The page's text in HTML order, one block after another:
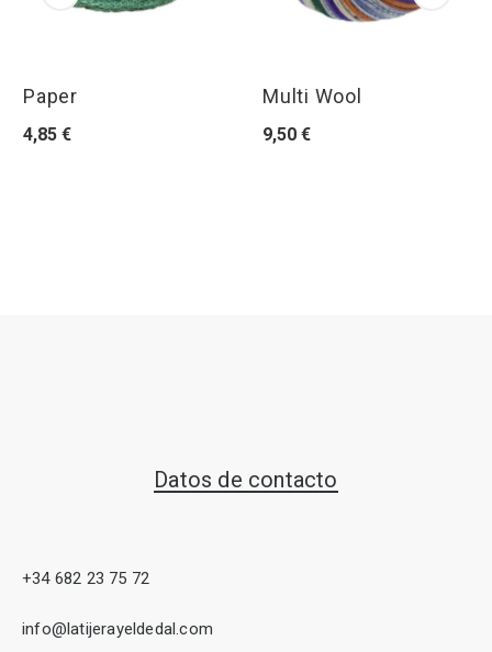
Paper
4,85 €
Multi Wool
9,50 €
Datos de contacto
+34 682 23 75 72
info@latijerayeldedal.com